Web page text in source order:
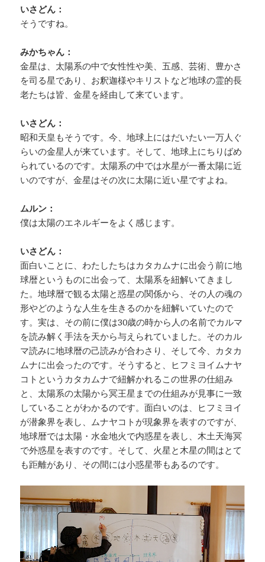
いさどん：
そうですね。
みかちゃん：
金星は、太陽系の中で女性性や美、五感、芸術、豊かさ
を司る星であり、お釈迦様やキリストなど地球の霊的長
老たちは皆、金星を経由して来ています。
いさどん：
昭和天皇もそうです。今、地球上にはだいたい一万人ぐ
らいの金星人が来ています。そして、地球上にちりばめ
られているのです。太陽系の中では水星が一番太陽に近
いのですが、金星はその次に太陽に近い星ですよね。
ムルン：
僕は太陽のエネルギーをよく感じます。
いさどん：
面白いことに、わたしたちはカタカムナに出会う前に地
球暦というものに出会って、太陽系を紐解いてきまし
た。地球暦で観る太陽と惑星の関係から、その人の魂の
形やどのような人生を生きるのかを紐解いていたので
す。実は、その前に僕は30歳の時から人の名前でカルマ
を読み解く手法を天から与えられていました。そのカル
マ読みに地球暦の己読みが合わさり、そして今、カタカ
ムナに出会ったのです。そうすると、ヒフミヨイムナヤ
コトというカタカムナで紐解かれるこの世界の仕組み
と、太陽系の太陽から冥王星までの仕組みが見事に一致
していることがわかるのです。面白いのは、ヒフミヨイ
が潜象界を表し、ムナヤコトが現象界を表すのですが、
地球暦では太陽・水金地火で内惑星を表し、木土天海冥
で外惑星を表すのです。そして、火星と木星の間はとて
も距離があり、その間には小惑星帯もあるのです。